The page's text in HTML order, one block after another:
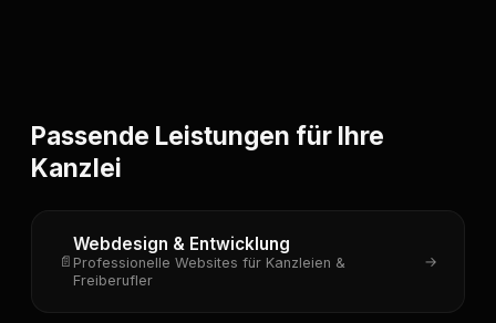
Passende Leistungen für Ihre
Kanzlei
📄
Webdesign & Entwicklung
Professionelle Websites für Kanzleien &
Freiberufler
→